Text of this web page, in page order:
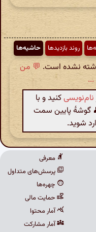
روند بازدیدها حاشیه‌ها
نشده است. 💬 من
نام‌نویسیکنید و با
گوشهٔ پایین سمت
شوید.
معرفی
پرسش‌های متداول
چهره‌ها
حمایت مالی
آمار محتوا
آمار مشارکت